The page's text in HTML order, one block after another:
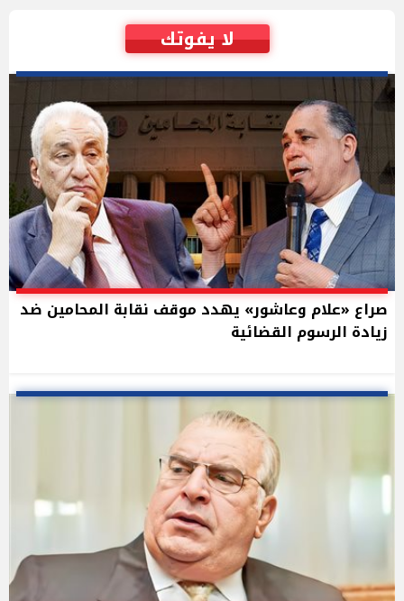
لا يفوتك
صراع «علام وعاشور» يهدد موقف نقابة المحامين ضد
زيادة الرسوم القضائية